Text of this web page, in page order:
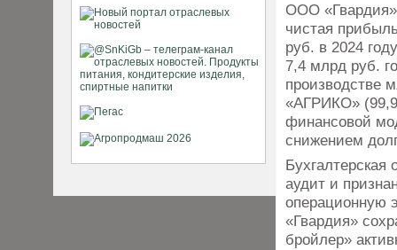
ООО «Гвардия»
чистая
руб. в 2024
7,4 млрд руб.
производстве
«АГРИКО»
финансовой
снижением
Бухгалтерская
аудит и
операционную
«Гвардия»
бройлер»